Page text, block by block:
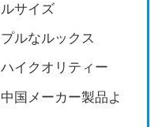
サイズ
ルなルックス
イクオリティー
国メーカー製品よ